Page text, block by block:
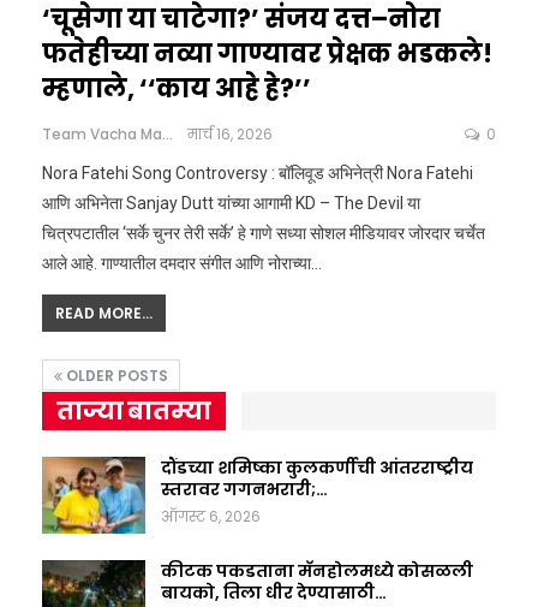
‘चूसेगा या चाटेगा?’ संजय दत्त–नोरा
फतेहीच्या नव्या गाण्यावर प्रेक्षक भडकले!
म्हणाले, ‘‘काय आहे हे?’’
Team Vacha Marathi मार्च 16, 2026 0
Nora Fatehi Song Controversy : बॉलिवूड अभिनेत्री Nora Fatehi
आणि अभिनेता Sanjay Dutt यांच्या आगामी KD – The Devil या
चित्रपटातील ‘सर्के चुनर तेरी सर्के’ हे गाणे सध्या सोशल मीडियावर जोरदार चर्चेत
आले आहे. गाण्यातील दमदार संगीत आणि नोराच्या…
READ MORE...
OLDER POSTS
ताज्या बातम्या
दौंडच्या शमिष्का कुलकर्णीची आंतरराष्ट्रीय
स्तरावर गगनभरारी;…
ऑगस्ट 6, 2026
कीटक पकडताना मॅनहोलमध्ये कोसळली
बायको, तिला धीर देण्यासाठी…